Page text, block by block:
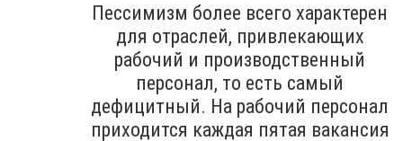
Пессимизм более всего характерен
для отраслей, привлекающих
рабочий и производственный
персонал, то есть самый
дефицитный. На рабочий персонал
приходится каждая пятая вакансия